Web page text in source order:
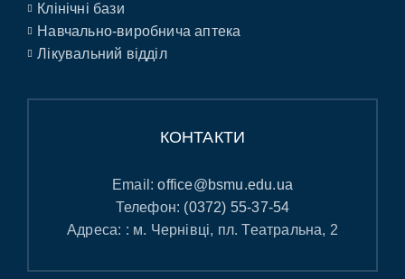
Клінічні бази
Навчально-виробнича аптека
Лікувальний відділ
КОНТАКТИ
Email:office@bsmu.edu.ua
Телефон: (0372) 55-37-54
Адреса: : м. Чернівці, пл. Театральна, 2